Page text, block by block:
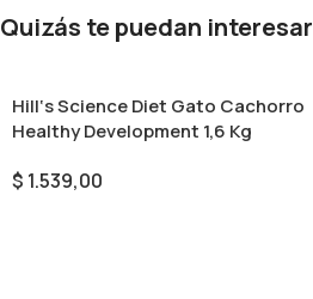
Quizás te puedan interesar
Hill‘s Science Diet Gato Cachorro
Healthy Development 1,6 Kg
$ 1.539,00